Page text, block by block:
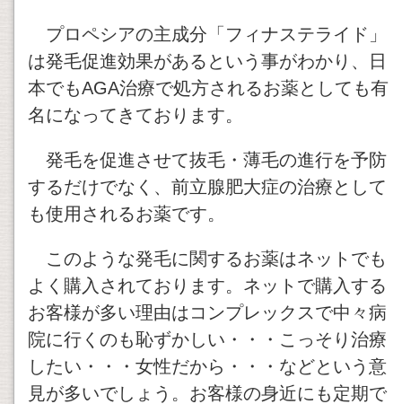
プロペシアの主成分「フィナステライド」
は発毛促進効果があるという事がわかり、日
本でもAGA治療で処方されるお薬としても有
名になってきております。
発毛を促進させて抜毛・薄毛の進行を予防
するだけでなく、前立腺肥大症の治療として
も使用されるお薬です。
このような発毛に関するお薬はネットでも
よく購入されております。ネットで購入する
お客様が多い理由はコンプレックスで中々病
院に行くのも恥ずかしい・・・こっそり治療
したい・・・女性だから・・・などという意
見が多いでしょう。お客様の身近にも定期で